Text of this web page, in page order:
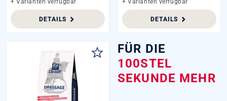
+ Varianten verfügbar
DETAILS
+ Varianten verfügbar
DETAILS
FÜR DIE
100STEL
SEKUNDE MEHR